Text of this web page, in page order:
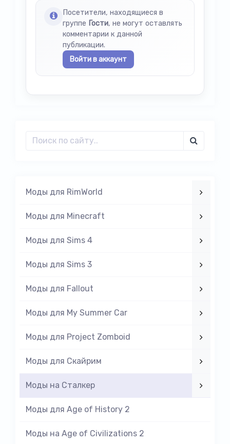
Посетители, находящиеся в
группе Гости, не могут оставлять
комментарии к данной
публикации.
Войти в аккаунт
Моды для RimWorld
Моды для Minecraft
Моды для Sims 4
Моды для Sims 3
Моды для Fallout
Моды для My Summer Car
Моды для Project Zomboid
Моды для Скайрим
Моды на Cталкер
Моды для Age of History 2
Моды на Age of Civilizations 2